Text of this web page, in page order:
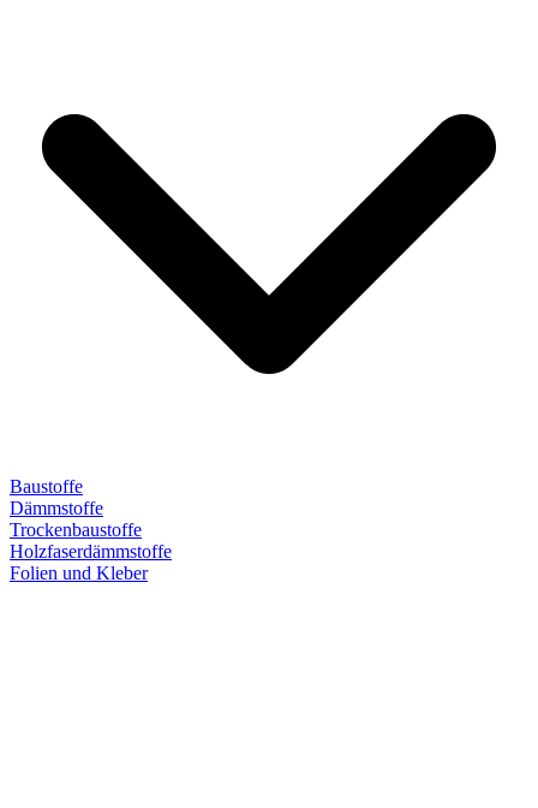
Baustoffe
Dämmstoffe
Trockenbaustoffe
Holzfaserdämmstoffe
Folien und Kleber